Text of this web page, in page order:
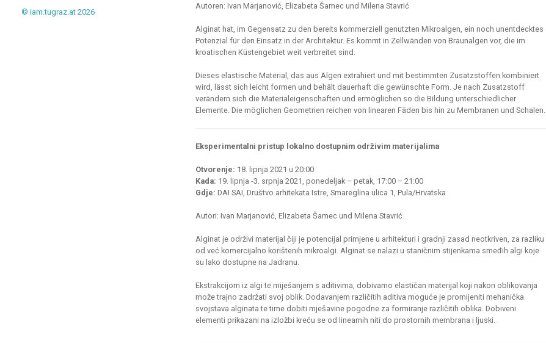
© iam.tugraz.at 2026
Autoren: Ivan Marjanović, Elizabeta Šamec und Milena Stavrić
Alginat hat, im Gegensatz zu den bereits kommerziell genutzten Mikroalgen, ein noch unentdecktes
Potenzial für den Einsatz in der Architektur. Es kommt in Zellwänden von Braunalgen vor, die im
kroatischen Küstengebiet weit verbreitet sind.
Dieses elastische Material, das aus Algen extrahiert und mit bestimmten Zusatzstoffen kombiniert
wird, lässt sich leicht formen und behält dauerhaft die gewünschte Form. Je nach Zusatzstoff
verändern sich die Materialeigenschaften und ermöglichen so die Bildung unterschiedlicher
Elemente. Die möglichen Geometrien reichen von linearen Fäden bis hin zu Membranen und Schalen.
Eksperimentalni pristup lokalno dostupnim održivim materijalima
Otvorenje: 18. lipnja 2021 u 20:00
Kada: 19. lipnja -3. srpnja 2021, ponedeljak – petak, 17:00 – 21:00
Gdje: DAI SAI, Društvo arhitekata Istre, Smareglina ulica 1, Pula/Hrvatska
Autori: Ivan Marjanović, Elizabeta Šamec und Milena Stavrić
Alginat je održivi materijal čiji je potencijal primjene u arhitekturi i gradnji zasad neotkriven, za razliku
od već komercijalno korištenih mikroalgi. Alginat se nalazi u staničnim stijenkama smeđih algi koje
su lako dostupne na Jadranu.
Ekstrakcijom iz algi te miješanjem s aditivima, dobivamo elastičan materijal koji nakon oblikovanja
može trajno zadržati svoj oblik. Dodavanjem različitih aditiva moguće je promijeniti mehanička
svojstava alginata te time dobiti mješavine pogodne za formiranje različitih oblika. Dobiveni
elementi prikazani na izložbi kreću se od linearnih niti do prostornih membrana i ljuski.